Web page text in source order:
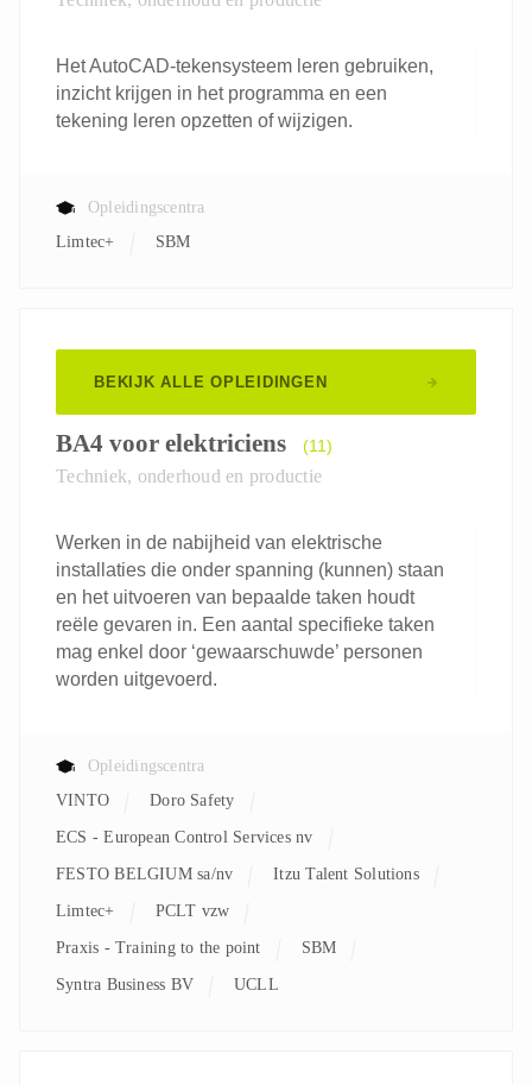
Het AutoCAD-tekensysteem leren gebruiken,
inzicht krijgen in het programma en een
tekening leren opzetten of wijzigen.
Opleidingscentra
Limtec+
SBM
BEKIJK ALLE OPLEIDINGEN
BA4 voor elektriciens (11)
Techniek, onderhoud en productie
Werken in de nabijheid van elektrische
installaties die onder spanning (kunnen) staan
en het uitvoeren van bepaalde taken houdt
reële gevaren in. Een aantal specifieke taken
mag enkel door ‘gewaarschuwde’ personen
worden uitgevoerd.
Opleidingscentra
VINTO
Doro Safety
ECS - European Control Services nv
FESTO BELGIUM sa/nv Itzu Talent Solutions
Limtec+ PCLT vzw
Praxis - Training to the point SBM
Syntra Business BV UCLL